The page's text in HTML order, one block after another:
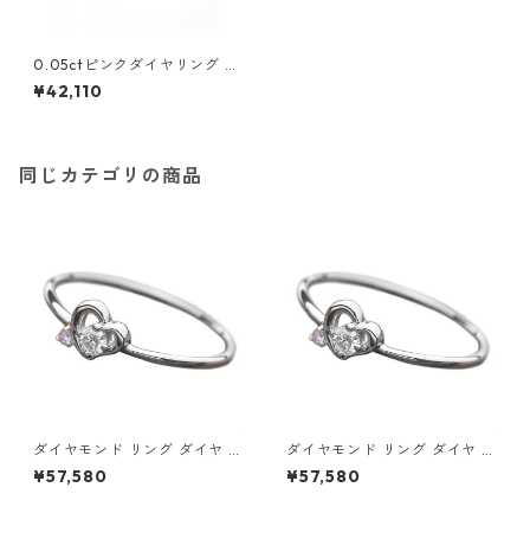
0.05ctピンクダイヤリング 指
輪 ウェーブ 11号 ダイヤモンド
ジュエリー アクセサリー レデ
¥42,110
同じカテゴリの商品
ダイヤモンド リング ダイヤ ア
イスブルーダイヤ 合計0.06ct
8.5号 プラチナ Pt950 ハート
¥57,580
ダイヤモンド リング ダイヤ ア
イスブルーダイヤ 合計0.06ct
9号 プラチナ Pt950 ハートモ
¥57,580